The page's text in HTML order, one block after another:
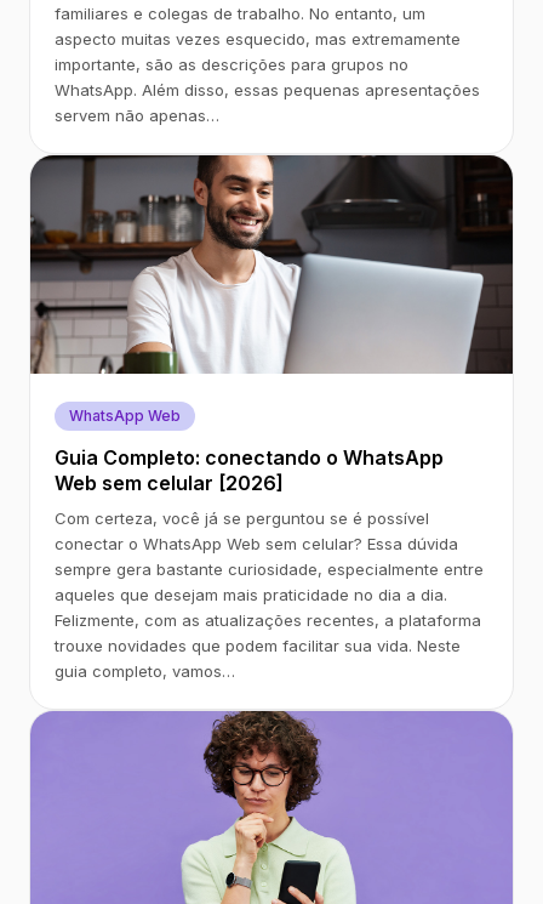
familiares e colegas de trabalho. No entanto, um
aspecto muitas vezes esquecido, mas extremamente
importante, são as descrições para grupos no
WhatsApp. Além disso, essas pequenas apresentações
servem não apenas…
WhatsApp Web
Guia Completo: conectando o WhatsApp
Web sem celular [2026]
Com certeza, você já se perguntou se é possível
conectar o WhatsApp Web sem celular? Essa dúvida
sempre gera bastante curiosidade, especialmente entre
aqueles que desejam mais praticidade no dia a dia.
Felizmente, com as atualizações recentes, a plataforma
trouxe novidades que podem facilitar sua vida. Neste
guia completo, vamos…